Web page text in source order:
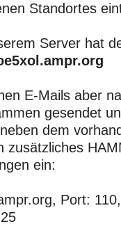
Standortes
Server hat
E-Mails aber
gesendet
dem
zusätzliches
ein:
Port: